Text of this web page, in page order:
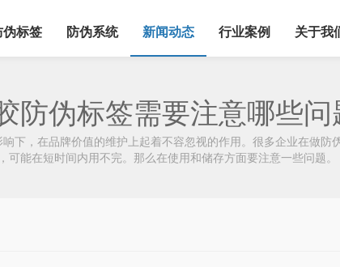
伪标签 防伪系统 新闻动态 行业案例 关于我
防伪标签需要注意哪些问
下，在品牌价值的维护上起着不容忽视的作用。很多企业在做
可能在短时间内用不完。那么在使用和储存方面要注意一些问题。